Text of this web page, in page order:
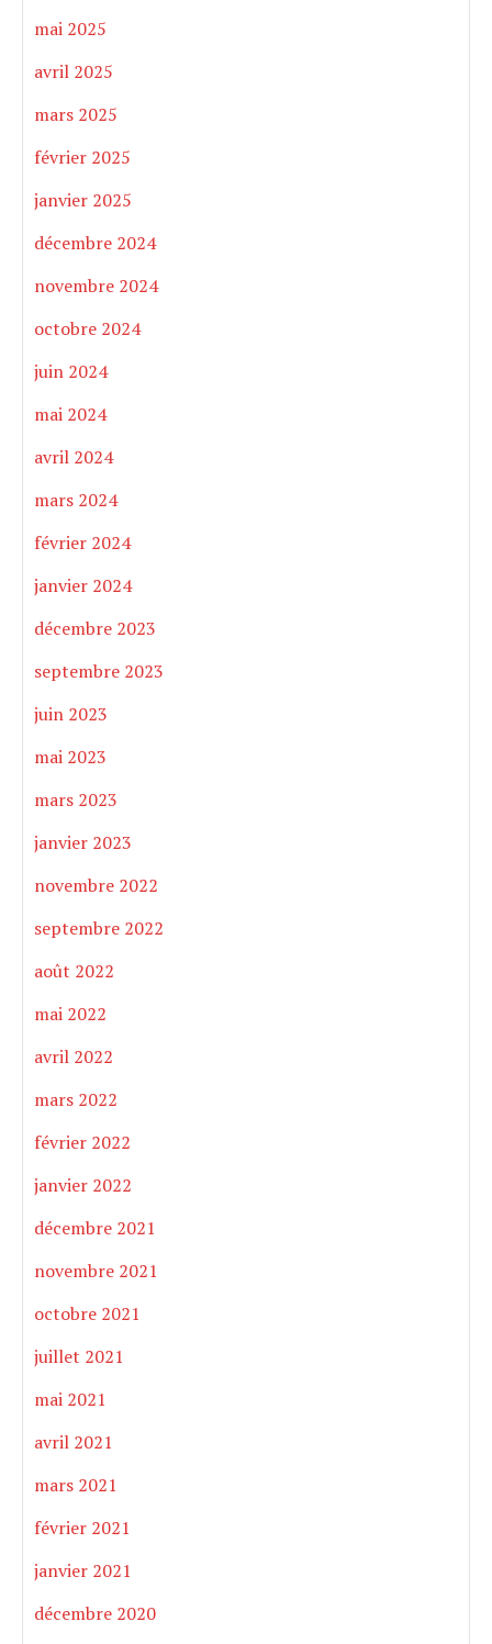
mai 2025
avril 2025
mars 2025
février 2025
janvier 2025
décembre 2024
novembre 2024
octobre 2024
juin 2024
mai 2024
avril 2024
mars 2024
février 2024
janvier 2024
décembre 2023
septembre 2023
juin 2023
mai 2023
mars 2023
janvier 2023
novembre 2022
septembre 2022
août 2022
mai 2022
avril 2022
mars 2022
février 2022
janvier 2022
décembre 2021
novembre 2021
octobre 2021
juillet 2021
mai 2021
avril 2021
mars 2021
février 2021
janvier 2021
décembre 2020